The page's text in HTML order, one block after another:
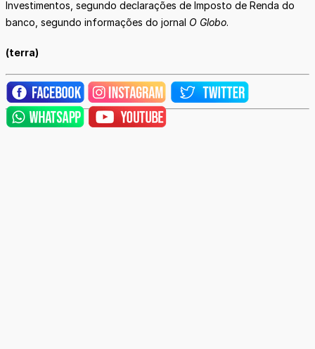
Investimentos, segundo declarações de Imposto de Renda do
banco, segundo informações do jornal O Globo.
(terra)